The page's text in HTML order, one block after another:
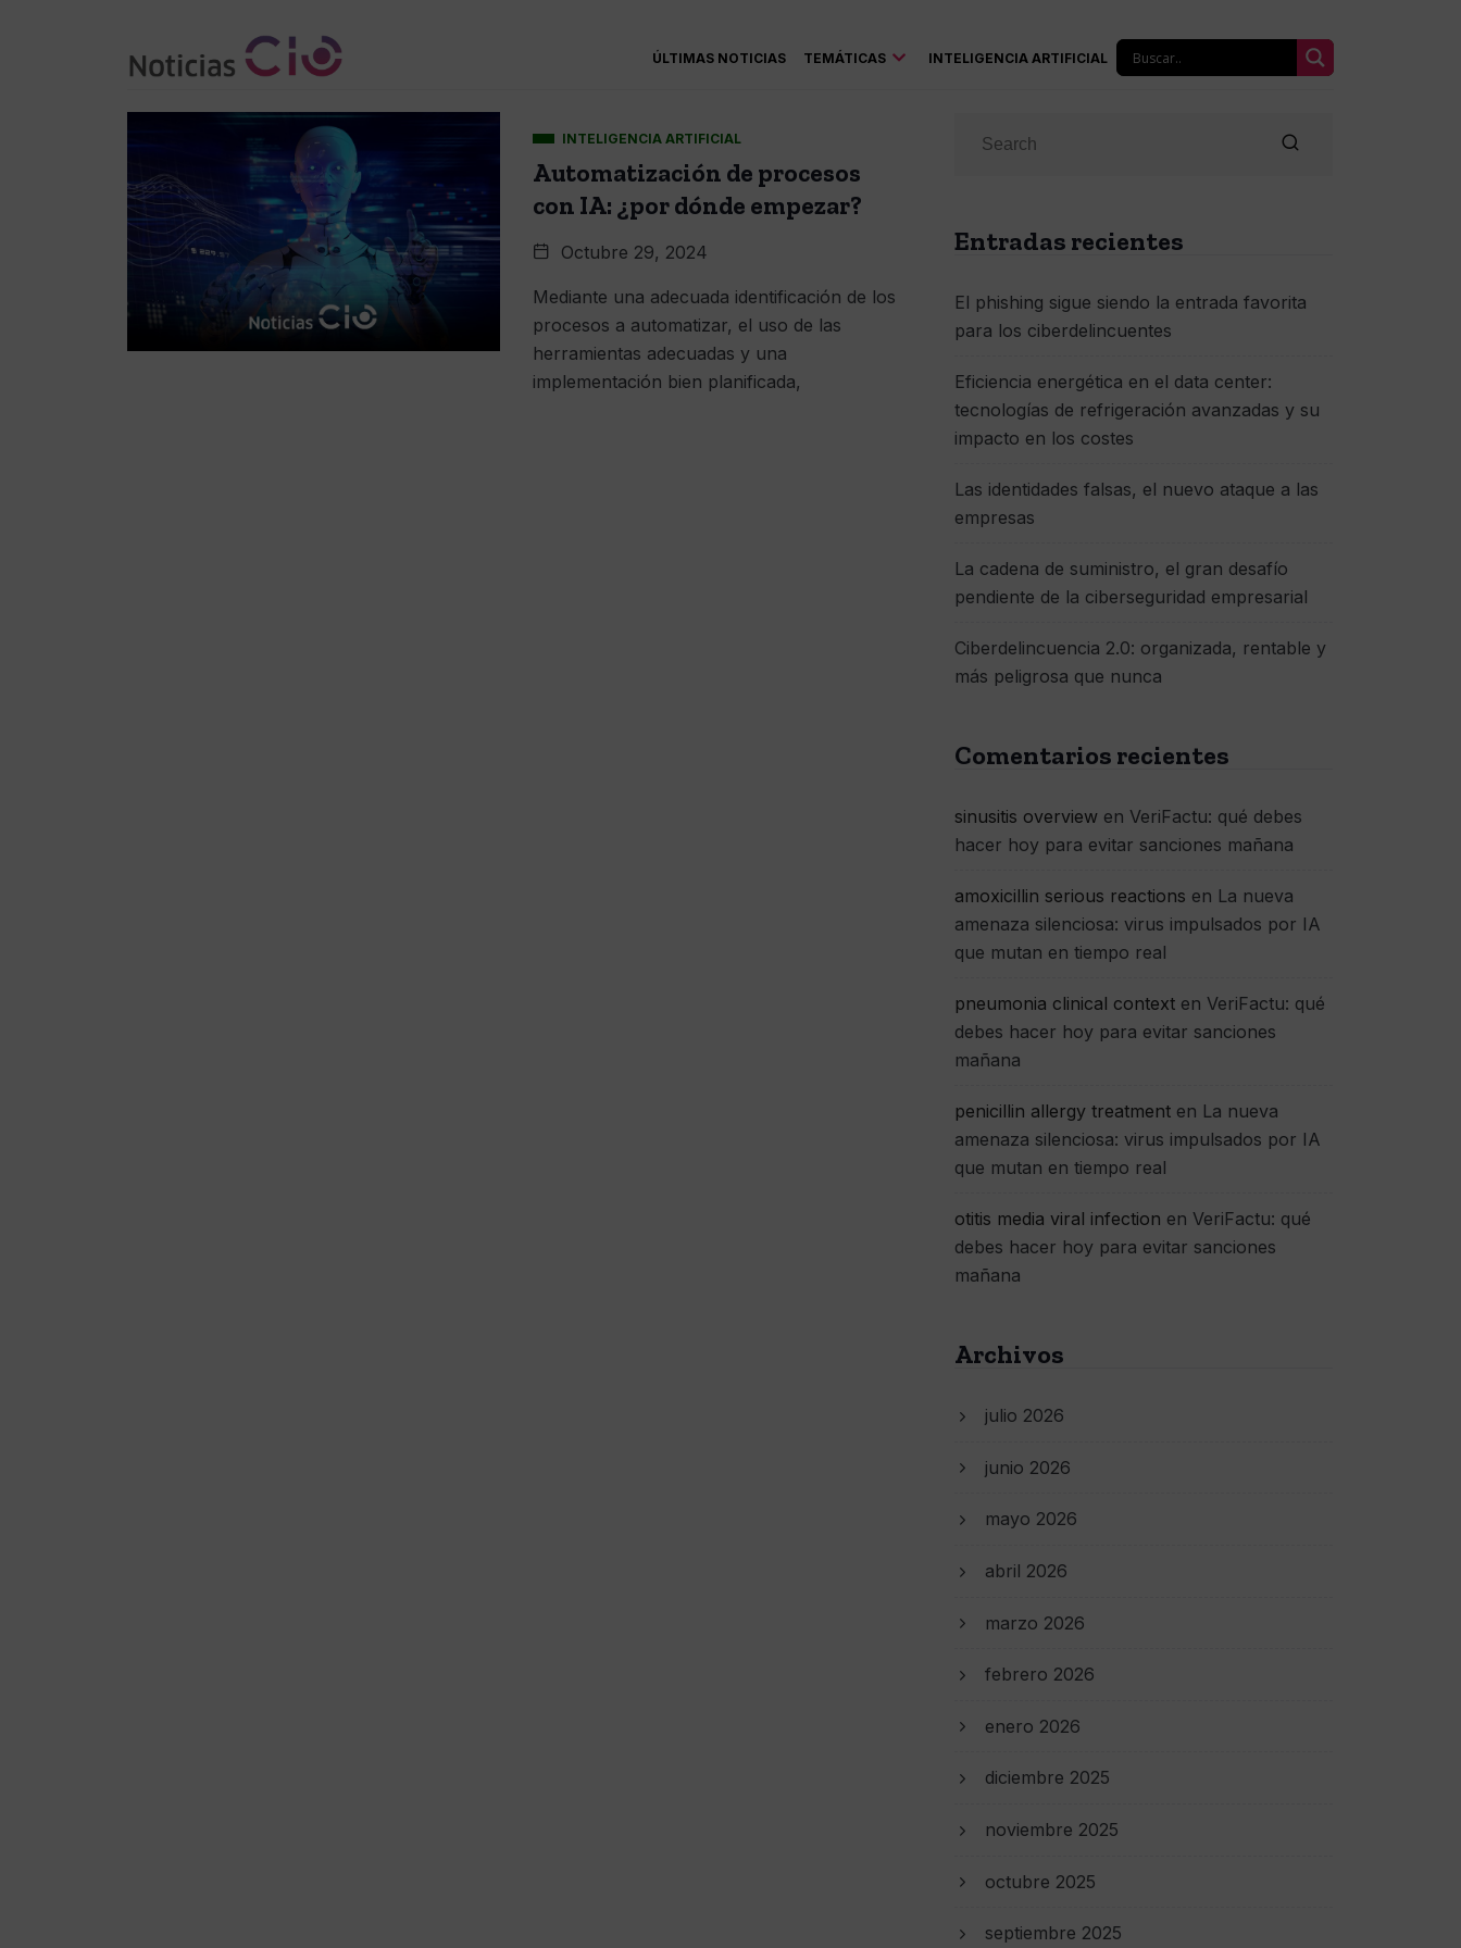
ÚLTIMAS NOTICIAS TEMÁTICAS INTELIGENCIA ARTIFICIAL
INTELIGENCIA ARTIFICIAL
Automatización de procesos
con IA: ¿por dónde empezar?
Octubre 29, 2024
Mediante una adecuada identificación de los
procesos a automatizar, el uso de las
herramientas adecuadas y una
implementación bien planificada,
Entradas recientes
El phishing sigue siendo la entrada favorita
para los ciberdelincuentes
Eficiencia energética en el data center:
tecnologías de refrigeración avanzadas y su
impacto en los costes
Las identidades falsas, el nuevo ataque a las
empresas
La cadena de suministro, el gran desafío
pendiente de la ciberseguridad empresarial
Ciberdelincuencia 2.0: organizada, rentable y
más peligrosa que nunca
Comentarios recientes
sinusitis overview en VeriFactu: qué debes
hacer hoy para evitar sanciones mañana
amoxicillin serious reactions en La nueva
amenaza silenciosa: virus impulsados por IA
que mutan en tiempo real
pneumonia clinical context en VeriFactu: qué
debes hacer hoy para evitar sanciones
mañana
penicillin allergy treatment en La nueva
amenaza silenciosa: virus impulsados por IA
que mutan en tiempo real
otitis media viral infection en VeriFactu: qué
debes hacer hoy para evitar sanciones
mañana
Archivos
julio 2026
junio 2026
mayo 2026
abril 2026
marzo 2026
febrero 2026
enero 2026
diciembre 2025
noviembre 2025
octubre 2025
septiembre 2025